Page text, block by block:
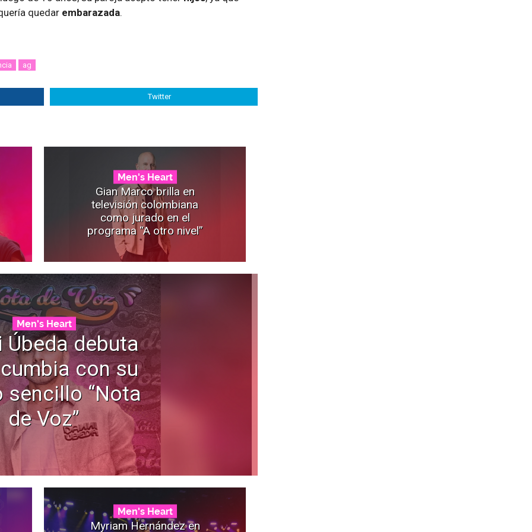
quedar embarazada.
ag
Twitter
Men's Heart
Gian Marco brilla en
televisión colombiana
como jurado en el
programa “A otro nivel”
Men's Heart
Úbeda debuta
con su
sencillo “Nota
de Voz”
Men's Heart
Myriam Hernández en